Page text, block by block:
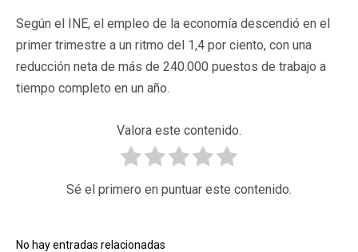
Según el INE, el empleo de la economía descendió en el
primer trimestre a un ritmo del 1,4 por ciento, con una
reducción neta de más de 240.000 puestos de trabajo a
tiempo completo en un año.
Valora este contenido.
Sé el primero en puntuar este contenido.
No hay entradas relacionadas